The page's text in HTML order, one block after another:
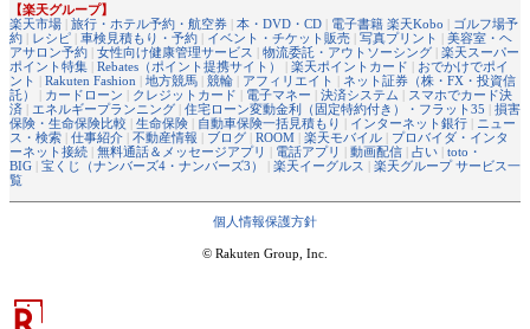
【楽天グループ】
楽天市場 | 旅行・ホテル予約・航空券 | 本・DVD・CD | 電子書籍 楽天Kobo | ゴルフ場予
約 | レシピ | 車検見積もり・予約 | イベント・チケット販売 | 写真プリント | 美容室・ヘ
アサロン予約 | 女性向け健康管理サービス | 物流委託・アウトソーシング | 楽天スーパー
ポイント特集 | Rebates（ポイント提携サイト） | 楽天ポイントカード | おでかけでポイ
ント | Rakuten Fashion | 地方競馬 | 競輪 | アフィリエイト | ネット証券（株・FX・投資信
託）
| カードローン | クレジットカード | 電子マネー | 決済システム | スマホでカード決
済 | エネルギープランニング | 住宅ローン変動金利（固定特約付き）・フラット35 | 損害
保険・生命保険比較 | 生命保険 | 自動車保険一括見積もり | インターネット銀行 | ニュー
ス・検索 | 仕事紹介 | 不動産情報 | ブログ | ROOM | 楽天モバイル | プロバイダ・インタ
ーネット接続 | 無料通話＆メッセージアプリ | 電話アプリ | 動画配信 | 占い | toto・
BIG | 宝くじ（ナンバーズ4・ナンバーズ3） | 楽天イーグルス | 楽天グループ サービス一
覧
個人情報保護方針
© Rakuten Group, Inc.